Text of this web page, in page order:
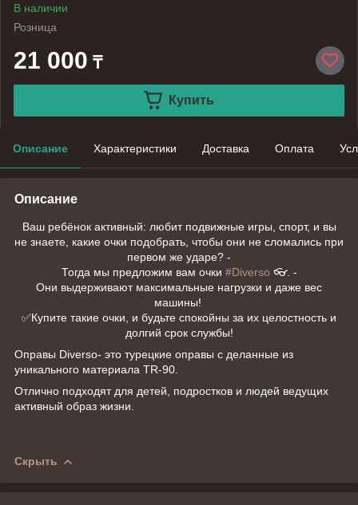
В наличии
Розница
21 000 ₸
Купить
Описание Характеристики Доставка Оплата
Описание
Ваш ребёнок активный: любит подвижные игры, спорт, и вы
не знаете, какие очки подобрать, чтобы они не сломались при
первом же ударе? -
Тогда мы предложим вам очки #Diverso 👓. -
Они выдерживают максимальные нагрузки и даже вес
машины!
✅Купите такие очки, и будьте спокойны за их целостность и
долгий срок службы!
Оправы Diverso- это турецкие оправы с деланные из
уникального материала TR-90.
Отлично подходят для детей, подростков и людей ведущих
активный образ жизни.
Скрыть